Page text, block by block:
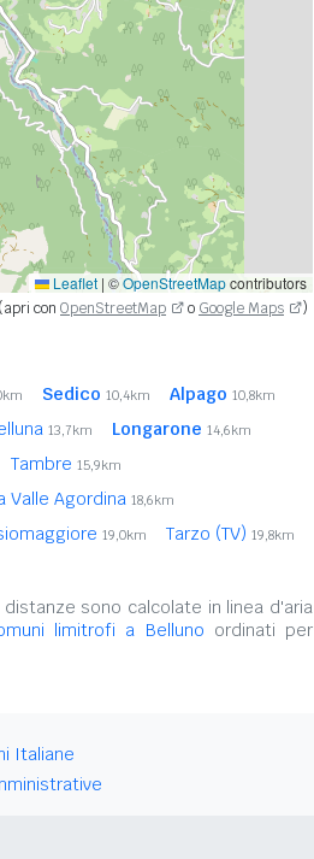
Leaflet | ©OpenStreetMapcontributors
(apri con OpenStreetMap o Google Maps )
Sedico 10,4km Alpago 10,8km
13,7km Longarone 14,6km
Tambre 15,9km
Valle Agordina 18,6km
19,0km Tarzo (TV) 19,8km
distanze sono calcolate in linea d'aria
limitrofi a Belluno ordinati per
Italiane